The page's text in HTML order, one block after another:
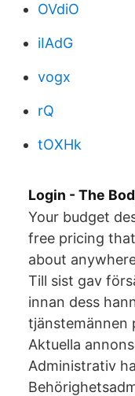
OVdiO
iIAdG
vogx
rQ
tOXHk
Login - The
Your budget
free pricing
about
Till sist gav
innan dess
tjänstemännen
Aktuella
Administrativ